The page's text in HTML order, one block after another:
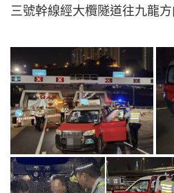
三號幹線經大欖隧道往九龍方